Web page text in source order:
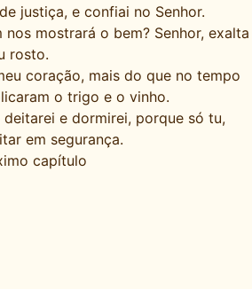
justiça, e confiai no Senhor.
nos mostrará o bem? Senhor, exalta
rosto.
coração, mais do que no tempo
o trigo e o vinho.
deitarei e dormirei, porque só tu,
em segurança.
capítulo